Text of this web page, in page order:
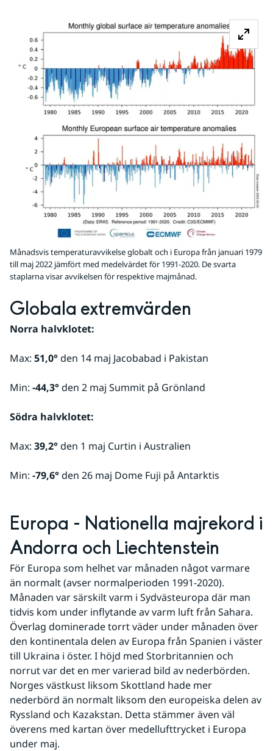
Månadsvis temperaturavvikelse globalt och i Europa från januari 1979
till maj 2022 jämfört med medelvärdet för 1991-2020. De svarta
staplarna visar avvikelsen för respektive majmånad.
Globala extremvärden
Norra halvklotet:
Max: 51,0° den 14 maj Jacobabad i Pakistan
Min: -44,3° den 2 maj Summit på Grönland
Södra halvklotet:
Max: 39,2° den 1 maj Curtin i Australien
Min: -79,6° den 26 maj Dome Fuji på Antarktis
Europa - Nationella majrekord i
Andorra och Liechtenstein
För Europa som helhet var månaden något varmare
än normalt (avser normalperioden 1991-2020).
Månaden var särskilt varm i Sydvästeuropa där man
tidvis kom under inflytande av varm luft från Sahara.
Överlag dominerade torrt väder under månaden över
den kontinentala delen av Europa från Spanien i väster
till Ukraina i öster. I höjd med Storbritannien och
norrut var det en mer varierad bild av nederbörden.
Norges västkust liksom Skottland hade mer
nederbörd än normalt liksom den europeiska delen av
Ryssland och Kazakstan. Detta stämmer även väl
överens med kartan över medellufttrycket i Europa
under maj.